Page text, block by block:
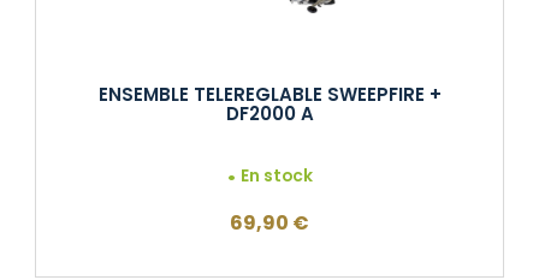
ENSEMBLE TELEREGLABLE SWEEPFIRE +
DF2000 A
En stock
69,90 €